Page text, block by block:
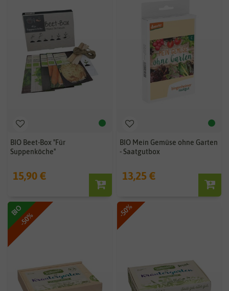
BIO Beet-Box "Für
Suppenköche"
15,90 €
BIO Mein Gemüse ohne Garten
- Saatgutbox
13,25 €
-50%
BIO -50%